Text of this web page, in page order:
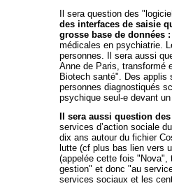
Il sera question des
des interfaces de saisie
grosse base de données
médicales en psychiatrie.
personnes. Il sera aussi
Anne de Paris, transformé
Biotech santé". Des applis
personnes diagnostiqués
psychique seul-e devant
Il sera aussi question
services d’action sociale
dix ans autour du fichier
lutte (cf plus bas lien vers
(appelée cette fois "Nova",
gestion" et donc "au
services sociaux et les